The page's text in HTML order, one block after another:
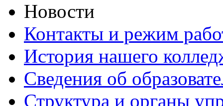
Новости
Контакты и режим
История нашего
Сведения об
Структура и органы